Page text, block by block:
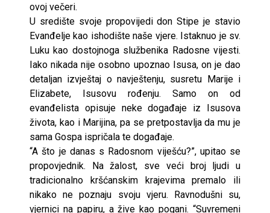
ovoj večeri.
U središte svoje propovijedi don Stipe je stavio
Evanđelje kao ishodište naše vjere. Istaknuo je sv.
Luku kao dostojnoga službenika Radosne vijesti.
Iako nikada nije osobno upoznao Isusa, on je dao
detaljan izvještaj o navještenju, susretu Marije i
Elizabete, Isusovu rođenju. Samo on od
evanđelista opisuje neke događaje iz Isusova
života, kao i Marijina, pa se pretpostavlja da mu je
sama Gospa ispričala te događaje.
“A što je danas s Radosnom viješću?”, upitao se
propovjednik. Na žalost, sve veći broj ljudi u
tradicionalno kršćanskim krajevima premalo ili
nikako ne poznaju svoju vjeru. Ravnodušni su,
vjernici na papiru, a žive kao pogani. “Suvremeni